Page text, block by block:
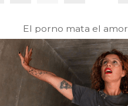
El porno mata el amor